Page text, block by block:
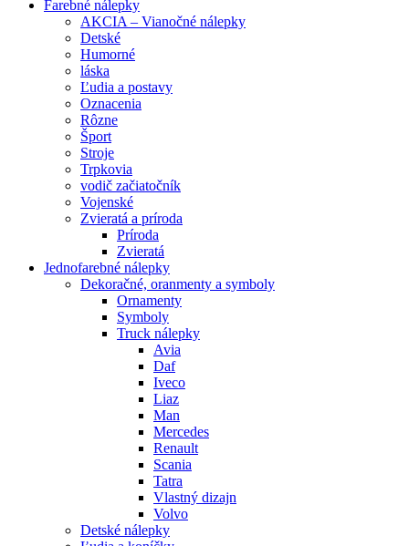
Farebné nálepky
AKCIA – Vianočné nálepky
Detské
Humorné
láska
Ľudia a postavy
Oznacenia
Rôzne
Šport
Stroje
Trpkovia
vodič začiatočník
Vojenské
Zvieratá a príroda
Príroda
Zvieratá
Jednofarebné nálepky
Dekoračné, oranmenty a symboly
Ornamenty
Symboly
Truck nálepky
Avia
Daf
Iveco
Liaz
Man
Mercedes
Renault
Scania
Tatra
Vlastný dizajn
Volvo
Detské nálepky